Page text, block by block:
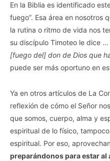
En la Biblia es identificado
fuego”. Esa área en nosotros
la rutina o ritmo de vida nos
su discípulo Timoteo le dice …
[fuego del] don de Dios que
puede ser más oportuno en
Ya en otros artículos de La
reflexión de cómo el Señor
que somos, cuerpo, alma y
espiritual de lo físico,
espiritual. Por eso,
preparándonos para estar al